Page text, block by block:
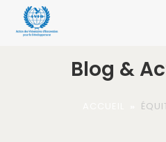
Blog &